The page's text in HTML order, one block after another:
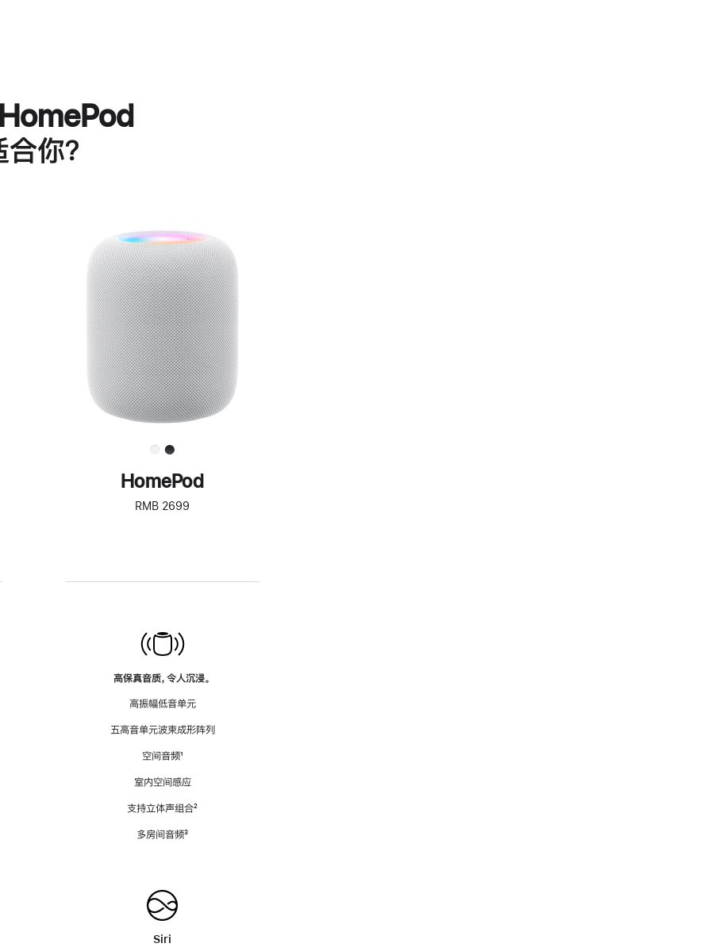
你？
进
一
步
了
解
HomePod<
HomePod
RMB 2699
高保真音质，令人沉浸。
高振幅低音单元
五高音单元波束成形阵列
空间音频脚
¹
室内空间感应
支持立体声组合脚
²
多房间音频脚
³
Siri